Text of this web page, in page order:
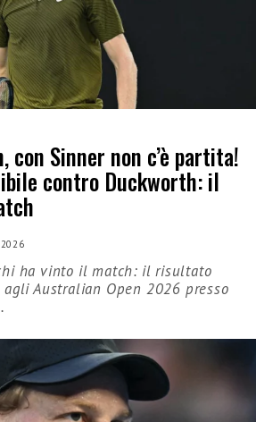
con Sinner non c’è partita!
contro Duckworth: il
ha vinto il match: il risultato
Australian Open 2026 presso